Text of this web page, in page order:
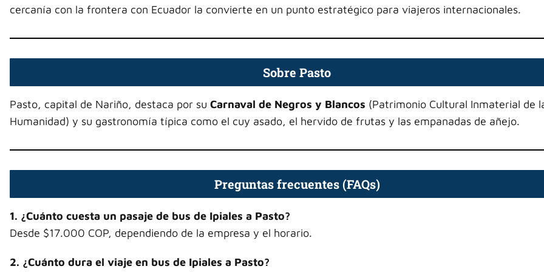
cercanía con la frontera con Ecuador la convierte en un punto estratégico para viajeros internacionales.
Sobre Pasto
Pasto, capital de Nariño, destaca por su Carnaval de Negros y Blancos (Patrimonio Cultural Inmaterial de
Humanidad) y su gastronomía típica como el cuy asado, el hervido de frutas y las empanadas de añejo.
Preguntas frecuentes (FAQs)
1. ¿Cuánto cuesta un pasaje de bus de Ipiales a Pasto?
Desde $17.000 COP, dependiendo de la empresa y el horario.
2. ¿Cuánto dura el viaje en bus de Ipiales a Pasto?